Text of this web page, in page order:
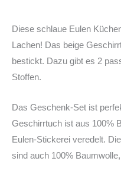
Diese schlaue Eulen
Lachen! Das beige
bestickt. Dazu gibt es 2
Stoffen.
Das Geschenk-Set ist
Geschirrtuch ist aus 100%
Eulen-Stickerei veredelt.
sind auch 100%